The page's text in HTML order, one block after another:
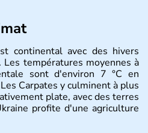
continental avec des hivers
températures moyennes à
sont d'environ 7 °C en
Carpates y culminent à plus
plate, avec des terres
profite d'une agriculture